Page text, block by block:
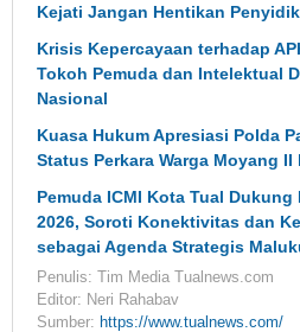
Kejati Jangan Hentikan
Krisis Kepercayaan terhadap
Tokoh Pemuda dan Intelektual
Nasional
Kuasa Hukum Apresiasi Polda
Status Perkara Warga Moyang
Pemuda ICMI Kota Tual Dukung
2026, Soroti Konektivitas dan
sebagai Agenda Strategis
Penulis: Tim Media Tualnews.com
Editor: Neri Rahabav
Sumber: https://www.tualnews.com/